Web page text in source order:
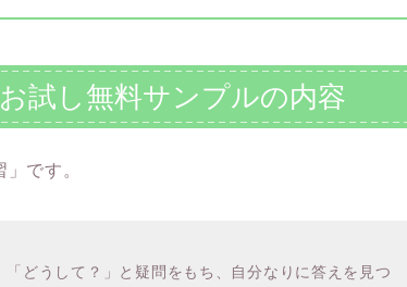
試し無料サンプルの内容
です。
どうして？」と疑問をもち、自分なりに答えを見つ